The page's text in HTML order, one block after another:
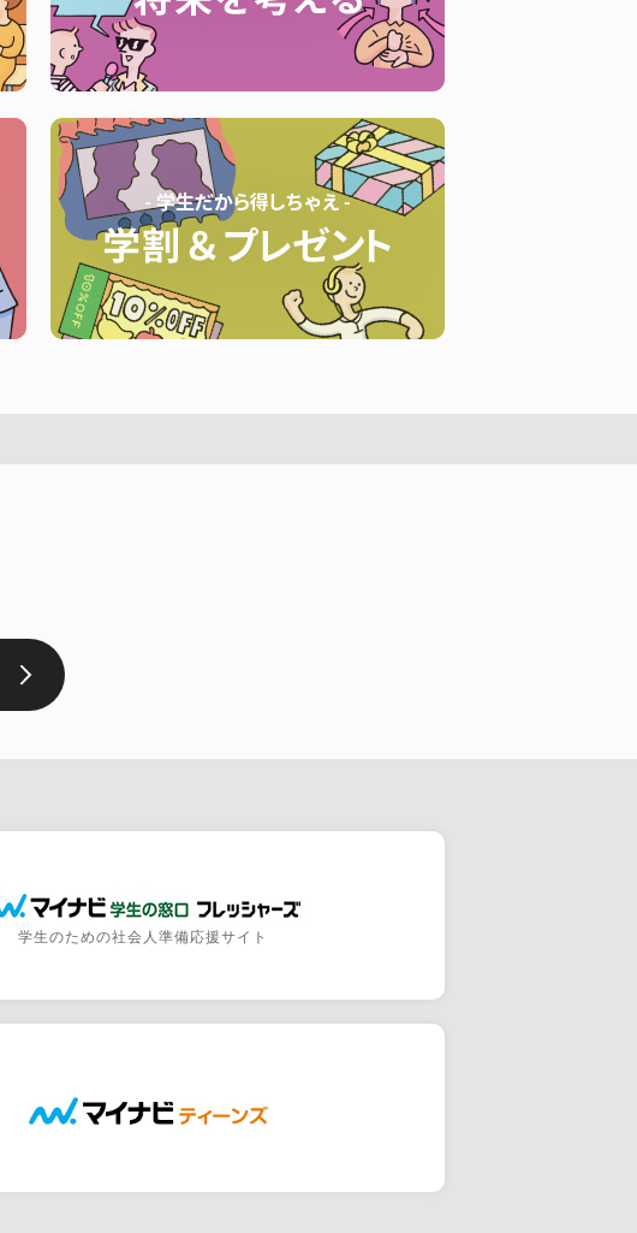
学生のための社会人準備応援サイト